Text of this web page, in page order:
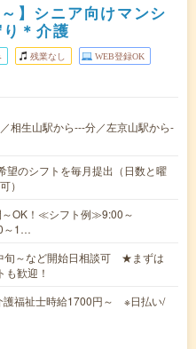
】シニア向けマンシ
＊介護
残業なし WEB登録OK
相生山駅から---分／左京山駅から-
のシフトを毎月提出（日数と曜
）
OK！≪シフト例≫9:00～
～1…
旬～など開始日相談可 ★まずは
歓迎！
福祉士時給1700円～ ※日払い/